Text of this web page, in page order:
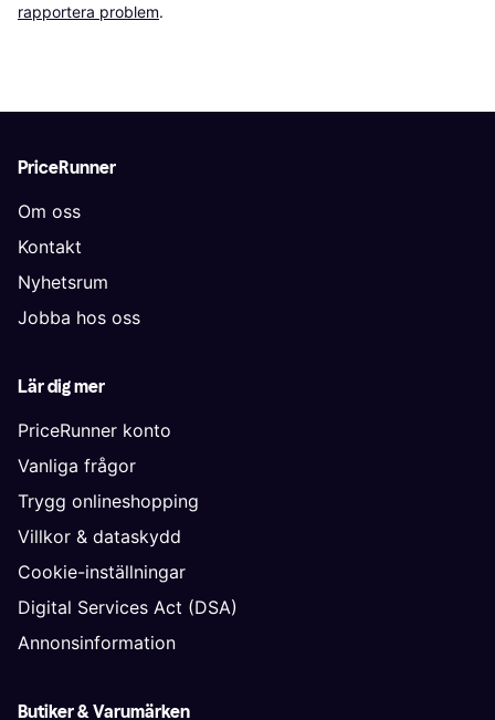
rapportera problem.
PriceRunner
Om oss
Kontakt
Nyhetsrum
Jobba hos oss
Lär dig mer
PriceRunner konto
Vanliga frågor
Trygg onlineshopping
Villkor & dataskydd
Cookie-inställningar
Digital Services Act (DSA)
Annonsinformation
Butiker & Varumärken